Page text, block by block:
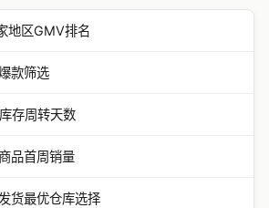
地区GMV排名
款筛选
存周转天数
品首周销量
货最优仓库选择